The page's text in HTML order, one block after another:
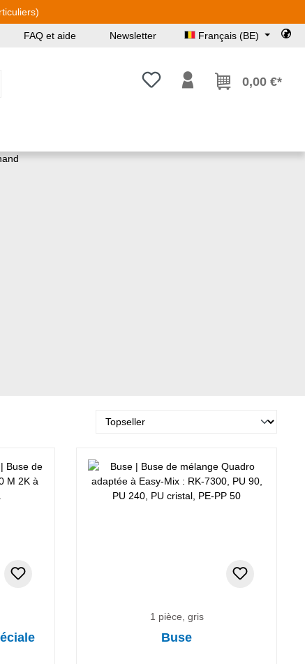
FAQ et aide Newsletter Français (BE)
Vous avez 0 articles dans votre
0,00 €*
1 pièce, gris
Buse